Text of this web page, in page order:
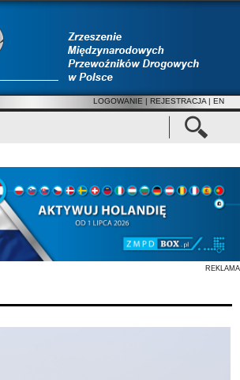
LOGOWANIE | REJESTRACJA | EN
REKLAMA